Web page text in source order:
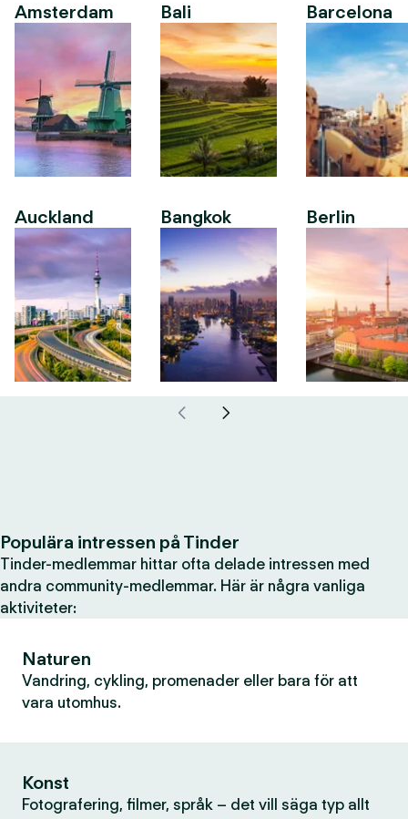
Amsterdam
Auckland
Bali
Bangkok
Barcelona
Berlin
Populära intressen på Tinder
Tinder-medlemmar hittar ofta delade intressen med
andra community-medlemmar. Här är några vanliga
aktiviteter:
Naturen
Vandring, cykling, promenader eller bara för att
vara utomhus.
Konst
Fotografering, filmer, språk – det vill säga typ allt